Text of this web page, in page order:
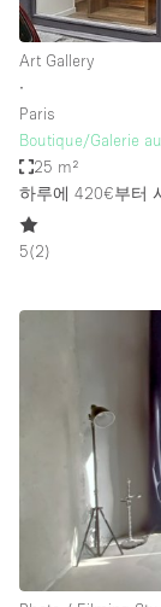
Art Gallery
∙
Paris
Boutique/Galerie
25 m²
하루에 420€부터
5(2)